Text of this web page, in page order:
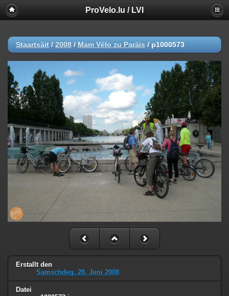
ProVelo.lu / LVI
Staartsäit / 2008 / Mam Vëlo zu Paräis / p1000573
Erstallt den
Samschdeg, 28. Juni 2008
Datei